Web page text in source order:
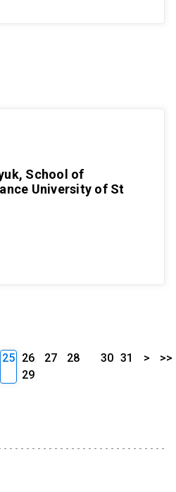
School of
University of St
25 26 27
28
29
30 31 > >>